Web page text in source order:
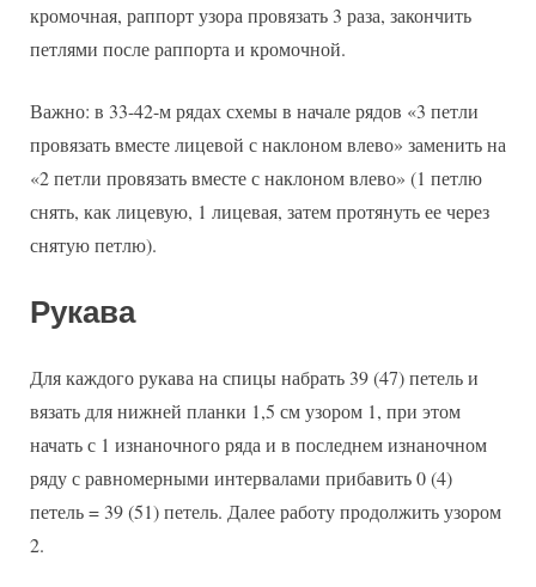
кромочная, раппорт узора провязать 3 раза, закончить
петлями после раппорта и кромочной.
Важно: в 33-42-м рядах схемы в начале рядов «3 петли
провязать вместе лицевой с наклоном влево» заменить на
«2 петли провязать вместе с наклоном влево» (1 петлю
снять, как лицевую, 1 лицевая, затем протянуть ее через
снятую петлю).
Рукава
Для каждого рукава на спицы набрать 39 (47) петель и
вязать для нижней планки 1,5 см узором 1, при этом
начать с 1 изнаночного ряда и в последнем изнаночном
ряду с равномерными интервалами прибавить 0 (4)
петель = 39 (51) петель. Далее работу продолжить узором
2.